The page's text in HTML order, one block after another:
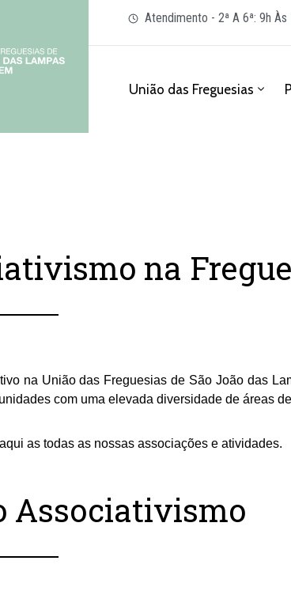
Atendimento - 2ª A 6ª: 9h
União das Freguesias
na
na União das Freguesias de São João das
com uma elevada diversidade de áreas
as todas as nossas associações e atividades.
Associativismo